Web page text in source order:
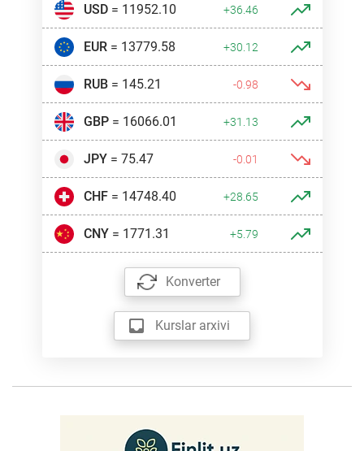
USD= 11952.10 +36.46
EUR= 13779.58 +30.12
RUB= 145.21 -0.98
GBP= 16066.01 +31.13
JPY= 75.47 -0.01
CHF= 14748.40 +28.65
CNY= 1771.31 +5.79
Konverter
Kurslar arxivi